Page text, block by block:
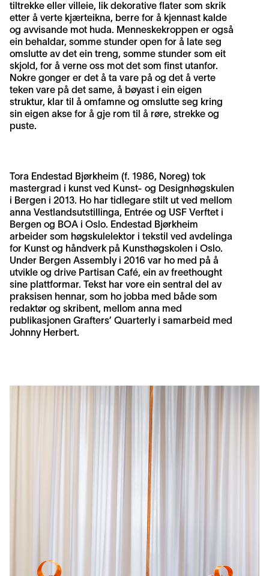
tiltrekke eller villeie, lik dekorative flater som skrik
etter å verte kjærteikna, berre for å kjennast kalde
og avvisande mot huda. Menneskekroppen er også
ein behaldar, somme stunder open for å late seg
omslutte av det ein treng, somme stunder som eit
skjold, for å verne oss mot det som finst utanfor.
Nokre gonger er det å ta vare på og det å verte
teken vare på det same, å bøyast i ein eigen
struktur, klar til å omfamne og omslutte seg kring
sin eigen akse for å gje rom til å røre, strekke og
puste.
Tora Endestad Bjørkheim (f. 1986, Noreg) tok
mastergrad i kunst ved Kunst- og Designhøgskulen
i Bergen i 2013. Ho har tidlegare stilt ut ved mellom
anna Vestlandsutstillinga, Entrée og USF Verftet i
Bergen og BOA i Oslo. Endestad Bjørkheim
arbeider som høgskulelektor i tekstil ved avdelinga
for Kunst og håndverk på Kunsthøgskolen i Oslo.
Under Bergen Assembly i 2016 var ho med på å
utvikle og drive Partisan Café, ein av freethought
sine plattformar. Tekst har vore ein sentral del av
praksisen hennar, som ho jobba med både som
redaktør og skribent, mellom anna med
publikasjonen Grafters’ Quarterly i samarbeid med
Johnny Herbert.